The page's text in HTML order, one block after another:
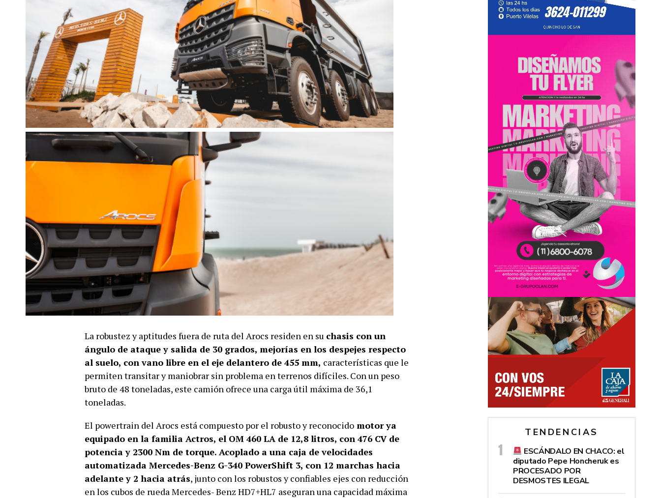
La robustez y aptitudes fuera de ruta del Arocs residen en su chasis con un
ángulo de ataque y salida de 30 grados, mejorías en los despejes respecto
al suelo, con vano libre en el eje delantero de 455 mm, características que le
permiten transitar y maniobrar sin problema en terrenos difíciles. Con un peso
bruto de 48 toneladas, este camión ofrece una carga útil máxima de 36,1
toneladas.
El powertrain del Arocs está compuesto por el robusto y reconocido motor ya
equipado en la familia Actros, el OM 460 LA de 12,8 litros, con 476 CV de
potencia y 2300 Nm de torque. Acoplado a una caja de velocidades
automatizada Mercedes-Benz G-340 PowerShift 3, con 12 marchas hacia
adelante y 2 hacia atrás, junto con los robustos y confiables ejes con reducción
en los cubos de rueda Mercedes- Benz HD7+HL7 aseguran una capacidad máxima
TENDENCIAS
ESCÁNDALO EN CHACO: el
diputado Pepe Honcheruk es
PROCESADO POR
DESMOSTES ILEGAL